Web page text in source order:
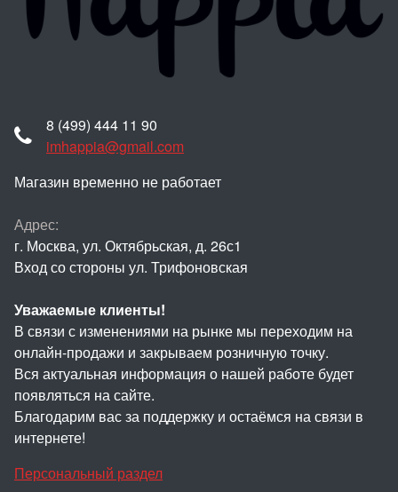
8 (499) 444 11 90
imhappia@gmail.com
Магазин временно не работает
Адрес:
г. Москва, ул. Октябрьская, д. 26с1
Вход со стороны ул. Трифоновская
Уважаемые клиенты!
В связи с изменениями на рынке мы переходим на
онлайн-продажи и закрываем розничную точку.
Вся актуальная информация о нашей работе будет
появляться на сайте.
Благодарим вас за поддержку и остаёмся на связи в
интернете!
Персональный раздел